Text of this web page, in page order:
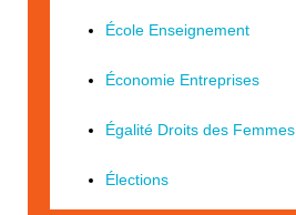
École Enseignement
Économie Entreprises
Égalité Droits des Femmes
Élections